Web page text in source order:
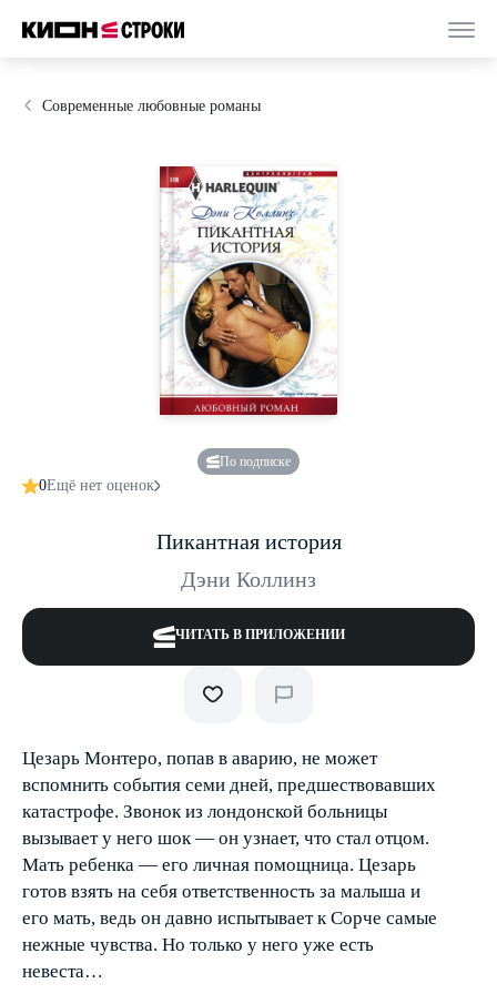
Современные любовные романы
По подписке
0Ещё нет оценок
Пикантная история
Дэни Коллинз
ЧИТАТЬ В ПРИЛОЖЕНИИ
Цезарь Монтеро, попав в аварию, не может
вспомнить события семи дней, предшествовавших
катастрофе. Звонок из лондонской больницы
вызывает у него шок — он узнает, что стал отцом.
Мать ребенка — его личная помощница. Цезарь
готов взять на себя ответственность за малыша и
его мать, ведь он давно испытывает к Сорче самые
нежные чувства. Но только у него уже есть
невеста…